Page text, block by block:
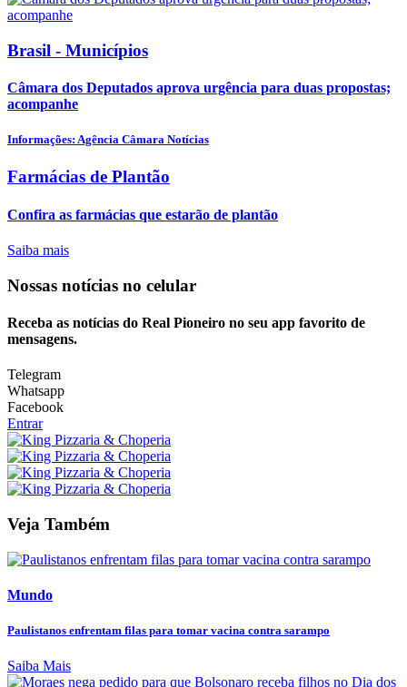
Brasil - Municípios
Câmara dos Deputados aprova urgência para duas propostas;
acompanhe
Informações: Agência Câmara Notícias
Farmácias de Plantão
Confira as farmácias que estarão de plantão
Saiba mais
Nossas notícias no celular
Receba as notícias do Real Pioneiro no seu app favorito de
mensagens.
Telegram
Whatsapp
Facebook
Entrar
Veja Também
Mundo
Paulistanos enfrentam filas para tomar vacina contra sarampo
Saiba Mais